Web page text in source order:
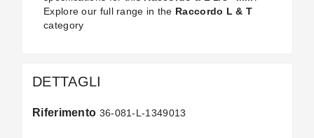
Explore our full range in the Raccordo L & T
category
DETTAGLI
Riferimento 36-081-L-1349013